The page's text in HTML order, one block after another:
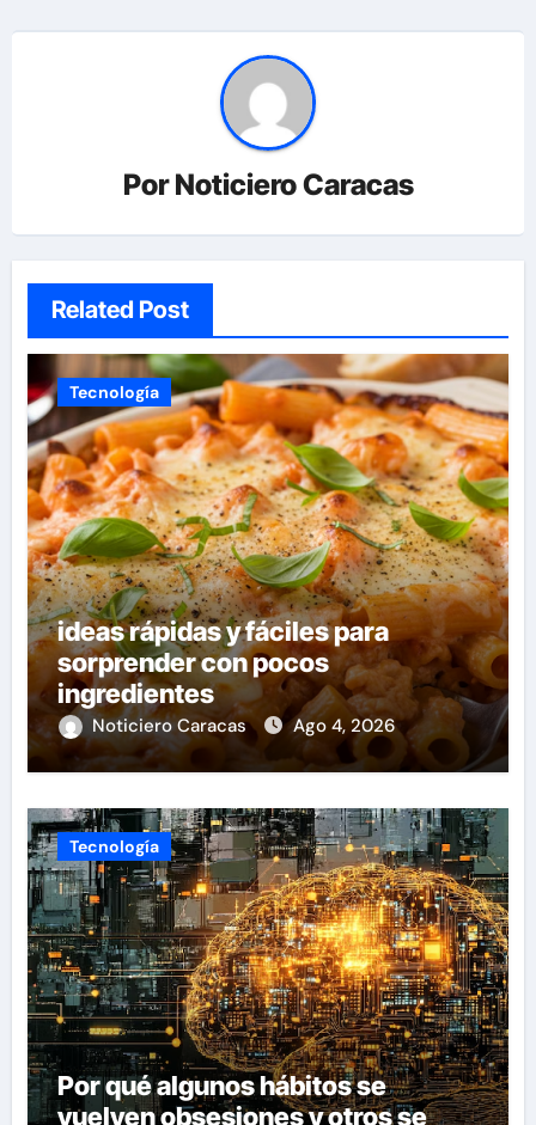
PorNoticiero Caracas
Related Post
Tecnología
ideas rápidas y fáciles para
sorprender con pocos
ingredientes
Noticiero Caracas Ago 4, 2026
Tecnología
Por qué algunos hábitos se
vuelven obsesiones y otros se